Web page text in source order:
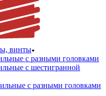
винты
с разными головками
с шестигранной
с разными головками